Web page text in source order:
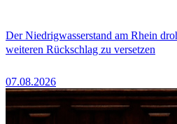
Der Niedrigwasserstand am Rhein
weiteren Rückschlag zu versetzen
07.08.2026